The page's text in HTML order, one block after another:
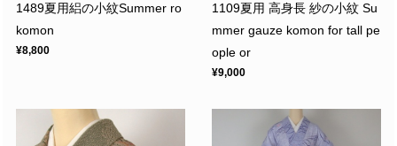
1489夏用絽の小紋Summer ro
komon
¥8,800
1109夏用 高身長 紗の小紋 Su
mmer gauze komon for tall pe
ople or
¥9,000